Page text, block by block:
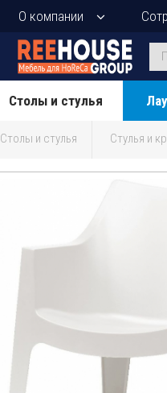
О компании
Столы и стулья
Столы и стулья Стулья и